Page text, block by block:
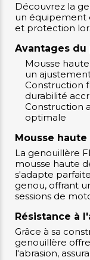
Découvrez la
un équipement
et protection
Avantages du
Mousse
un
Construction
durabilité
Construction
optimale
Mousse
La genouillère
mousse haute
s'adapte
genou, offrant
sessions de
Résistance à
Grâce à sa
genouillère
l'abrasion,